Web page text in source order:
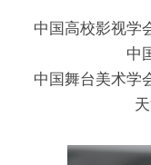
中国高校影视学
中
中国舞台美术学